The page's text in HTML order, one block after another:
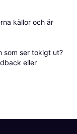
källor och är
som ser tokigt ut?
eller